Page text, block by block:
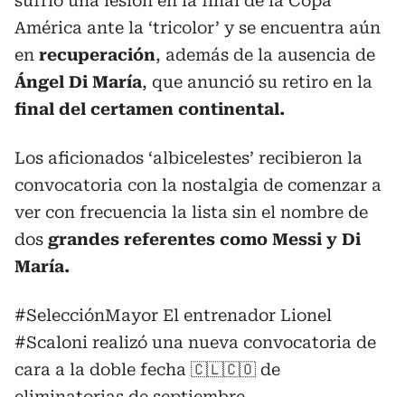
América ante la ‘tricolor’ y se encuentra aún
en recuperación, además de la ausencia de
Ángel Di María, que anunció su retiro en la
final del certamen continental.
Los aficionados ‘albicelestes’ recibieron la
convocatoria con la nostalgia de comenzar a
ver con frecuencia la lista sin el nombre de
dos grandes referentes como Messi y Di
María.
#SelecciónMayor El entrenador Lionel
#Scaloni realizó una nueva convocatoria de
cara a la doble fecha 🇨🇱🇨🇴 de